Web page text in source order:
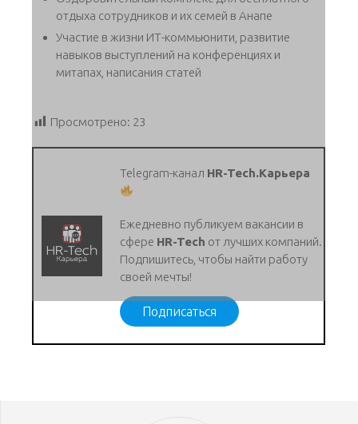
отдыха сотрудников и их семей в Анапе
Участие в жизни ИТ-коммьюнити, развитие
навыков выступлений на конференциях и
митапах, написания статей
Просмотрено: 23
Telegram-канал HR-Tech.Карьера
Ежедневно публикуем вакансии в
сфере HR-Tech от лучших компаний.
Подпишитесь, чтобы найти работу
своей мечты!
Подписаться